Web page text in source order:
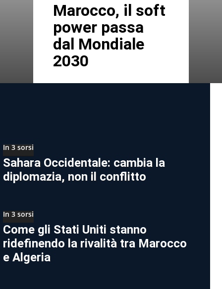
Marocco, il soft
power passa
dal Mondiale
2030
In 3 sorsi
Sahara Occidentale: cambia la
diplomazia, non il conflitto
In 3 sorsi
Come gli Stati Uniti stanno
ridefinendo la rivalità tra Marocco
e Algeria